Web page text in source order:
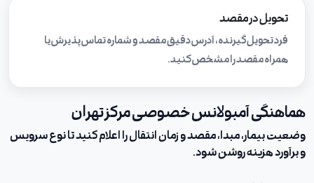
تحویل در مقصد
فرد تحویل‌گیرنده، آدرس دقیق مقصد و شماره تماس پذیرش یا
همراه مقصد را مشخص کنید.
هماهنگی آمبولانس خصوصی مرکز تهران
وضعیت بیمار، مبدا، مقصد و زمان انتقال را اعلام کنید تا نوع سرویس
و برآورد هزینه روشن شود.